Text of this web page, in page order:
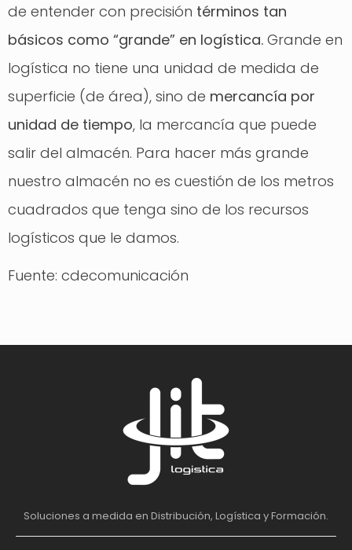
de entender con precisión términos tan
básicos como “grande” en logística. Grande en
logística no tiene una unidad de medida de
superficie (de área), sino de mercancía por
unidad de tiempo, la mercancía que puede
salir del almacén. Para hacer más grande
nuestro almacén no es cuestión de los metros
cuadrados que tenga sino de los recursos
logísticos que le damos.
Fuente: cdecomunicación
Soluciones a medida en Distribución, Logística y Formación.